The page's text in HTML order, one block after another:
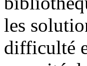
les
difficulté